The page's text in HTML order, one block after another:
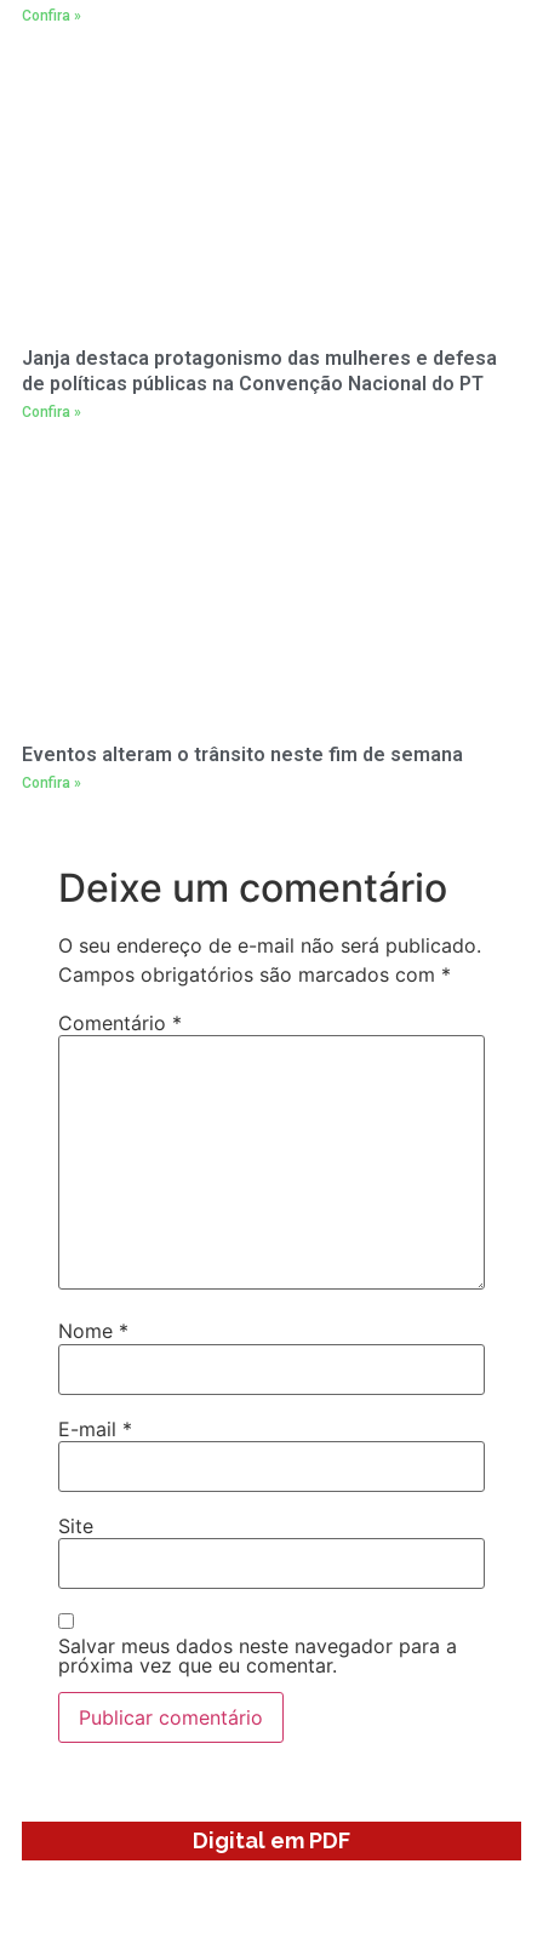
Confira »
Janja destaca protagonismo das mulheres e defesa
de políticas públicas na Convenção Nacional do PT
Confira »
Eventos alteram o trânsito neste fim de semana
Confira »
Deixe um comentário
O seu endereço de e-mail não será publicado.
Campos obrigatórios são marcados com *
Comentário *
Nome *
E-mail *
Site
Salvar meus dados neste navegador para a
próxima vez que eu comentar.
Digital em PDF